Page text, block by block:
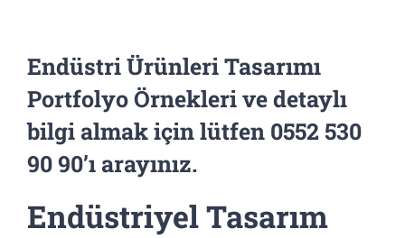
Endüstri Ürünleri Tasarımı
Portfolyo Örnekleri ve detaylı
bilgi almak için lütfen 0552 530
90 90’ı arayınız.
Endüstriyel Tasarım